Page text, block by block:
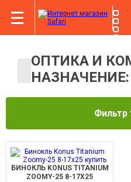
ОПТИКА И
НАЗНАЧЕНИЕ:
Фильтр
БИНОКЛЬ KONUS TITANIUM
ZOOMY-25 8-17X25